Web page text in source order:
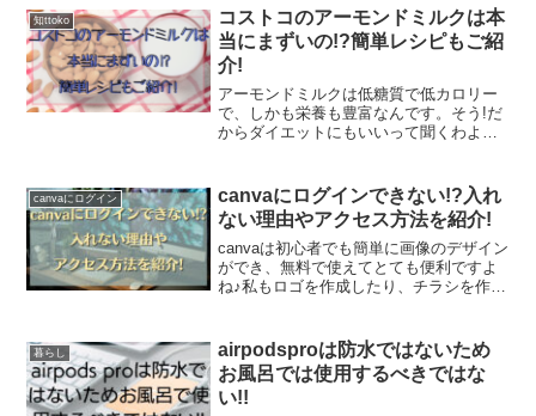
です！ただ、コメダ珈琲のモーニングは
足りないという噂も…。コメ...
知ttoko
コストコのアーモンドミルクは本
当にまずいの!?簡単レシピもご紹
介!
アーモンドミルクは低糖質で低カロリー
で、しかも栄養も豊富なんです。そう!だ
からダイエットにもいいって聞くわよね!
じの通りコストコは量が多いので、失敗
したくないですよね。...
canvaにログイン
canvaにログインできない!?入れ
ない理由やアクセス方法を紹介!
canvaは初心者でも簡単に画像のデザイン
ができ、無料で使えてとても便利ですよ
ね♪私もロゴを作成したり、チラシを作っ
と困ったことはありませんか?canvaで...
暮らし
airpodsproは防水ではないため
お風呂では使用するべきではな
い!!